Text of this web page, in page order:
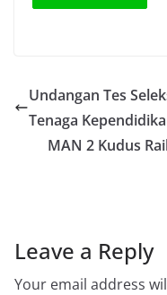
Undangan Tes
Tenaga
MAN 2 Kudus
Leave a Reply
Your email address